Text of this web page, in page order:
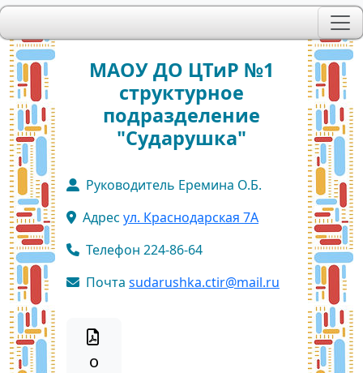
МАОУ ДО ЦТиР №1
структурное
подразделение
"Сударушка"
Руководитель Еремина О.Б.
Адрес ул. Краснодарская 7А
Телефон 224-86-64
Почта sudarushka.ctir@mail.ru
о